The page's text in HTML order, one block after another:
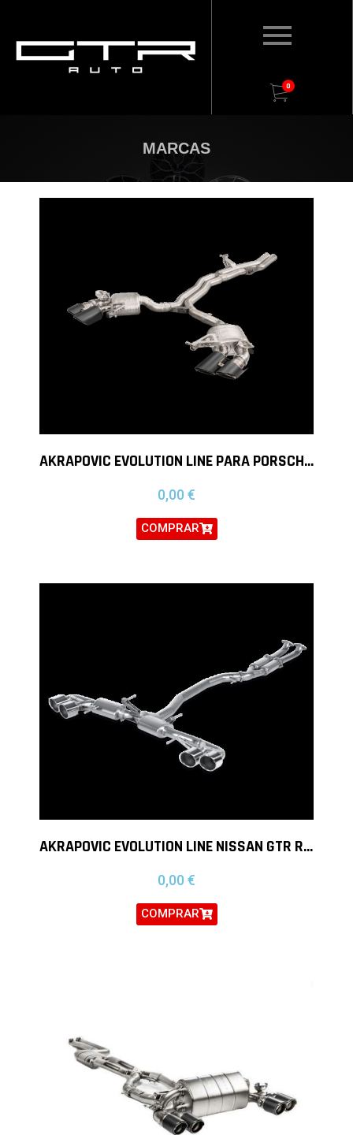
0
MARCAS
AKRAPOVIC EVOLUTION LINE PARA PORSCHE MACAN GTS, TURBO Y S
0,00 €
COMPRAR
AKRAPOVIC EVOLUTION LINE NISSAN GTR R35
0,00 €
COMPRAR